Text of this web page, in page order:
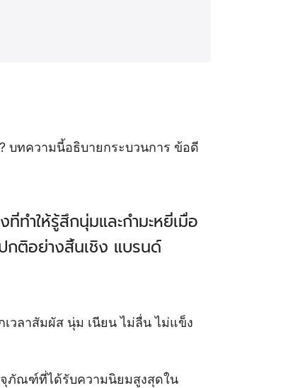
บทความนี้อธิบายกระบวนการ ข้อดี
ำให้รู้สึกนุ่มและกำมะหยี่เมื่อ
กติอย่างสิ้นเชิง แบรนด์
วลาสัมผัส นุ่ม เนียน ไม่ลื่น ไม่แข็ง
จุภัณฑ์ที่ได้รับความนิยมสูงสุดใน